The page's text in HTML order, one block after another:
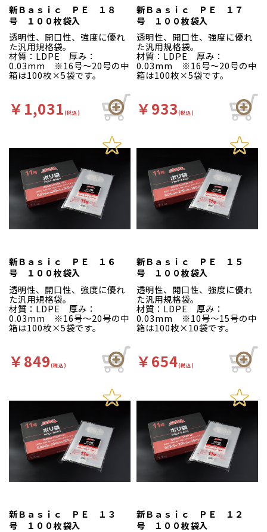
新Ｂａｓｉｃ ＰＥ １８
号 １００枚袋入
透明性、開口性、強度に優れ
た汎用規格袋。
材質：LDPE 厚み：
0.03mm ※16号～20号の中
箱は100枚×5袋です。
￥1,031(税込)
新Ｂａｓｉｃ ＰＥ １７
号 １００枚袋入
透明性、開口性、強度に優れ
た汎用規格袋。
材質：LDPE 厚み：
0.03mm ※16号～20号の中
箱は100枚×5袋です。
￥933(税込)
新Ｂａｓｉｃ ＰＥ １６
号 １００枚袋入
透明性、開口性、強度に優れ
た汎用規格袋。
材質：LDPE 厚み：
0.03mm ※16号～20号の中
箱は100枚×5袋です。
￥849(税込)
新Ｂａｓｉｃ ＰＥ １５
号 １００枚袋入
透明性、開口性、強度に優れ
た汎用規格袋。
材質：LDPE 厚み：
0.03mm ※10号～15号の中
箱は100枚×10袋です。
￥654(税込)
新Ｂａｓｉｃ ＰＥ １３
号 １００枚袋入
新Ｂａｓｉｃ ＰＥ １２
号 １００枚袋入